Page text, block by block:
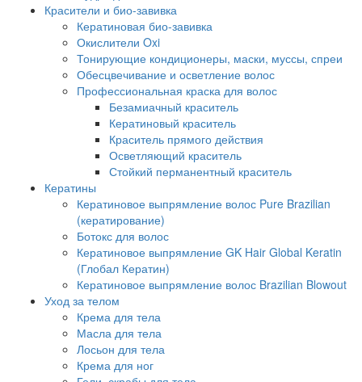
Красители и био-завивка
Кератиновая био-завивка
Окислители Oxi
Тонирующие кондиционеры, маски, муссы, спреи
Обесцвечивание и осветление волос
Профессиональная краска для волос
Безамиачный краситель
Кератиновый краситель
Краситель прямого действия
Осветляющий краситель
Стойкий перманентный краситель
Кератины
Кератиновое выпрямление волос Pure Brazilian
(кератирование)
Ботокс для волос
Кератиновое выпрямление GK Hair Global Keratin
(Глобал Кератин)
Кератиновое выпрямление волос Brazilian Blowout
Уход за телом
Крема для тела
Масла для тела
Лосьон для тела
Крема для ног